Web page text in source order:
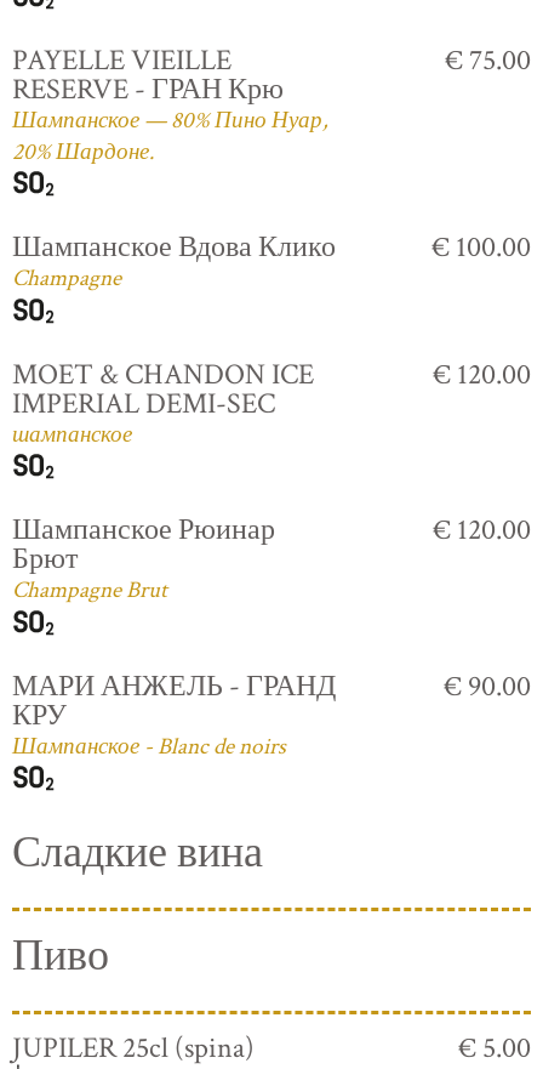
PAYELLE VIEILLE
RESERVE - ГРАН Крю
Шампанское — 80% Пино Нуар,
20% Шардоне.
€ 75.00
Шампанское Вдова Клико
Champagne
€ 100.00
MOET & CHANDON ICE
IMPERIAL DEMI-SEC
шампанское
€ 120.00
Шампанское Рюинар
Брют
Champagne Brut
€ 120.00
МАРИ АНЖЕЛЬ - ГРАНД
КРУ
Шампанское - Blanc de noirs
€ 90.00
Сладкие вина
Пиво
JUPILER 25cl (spina) € 5.00